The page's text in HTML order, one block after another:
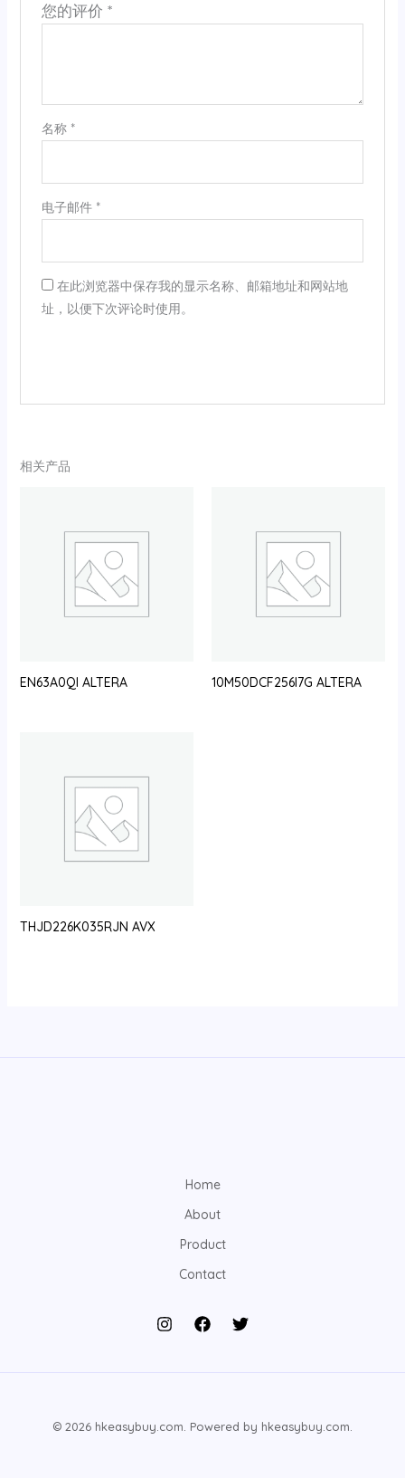
您的评价 *
名称 *
电子邮件 *
在此浏览器中保存我的显示名称、邮箱地址和网站地
址，以便下次评论时使用。
相关产品
EN63A0QI ALTERA 10M50DCF256I7G ALTERA
THJD226K035RJN AVX
Home
About
Product
Contact
© 2026 hkeasybuy.com. Powered by hkeasybuy.com.